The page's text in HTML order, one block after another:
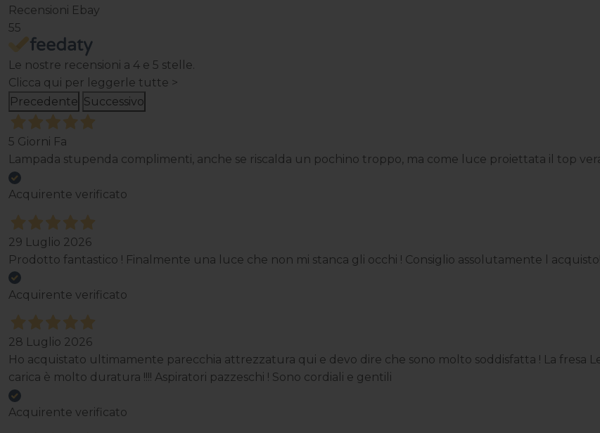
Recensioni Ebay
55
Le nostre recensioni a 4 e 5 stelle.
Clicca qui per leggerle tutte >
Precedente Successivo
5 Giorni Fa
Lampada stupenda complimenti, anche se riscalda un pochino troppo, ma come luce proiettata il top
Acquirente verificato
29 Luglio 2026
Prodotto fantastico ! Finalmente una luce che non mi stanca gli occhi ! Consiglio assolutamente l acquisto!
Acquirente verificato
28 Luglio 2026
Ho acquistato ultimamente parecchia attrezzatura qui e devo dire che sono molto soddisfatta ! La fresa
carica è molto duratura !!!! Aspiratori pazzeschi ! Sono cordiali e gentili
Acquirente verificato